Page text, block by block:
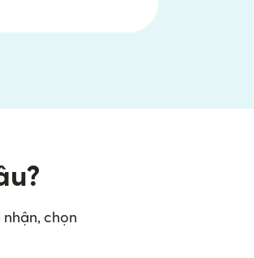
chọn